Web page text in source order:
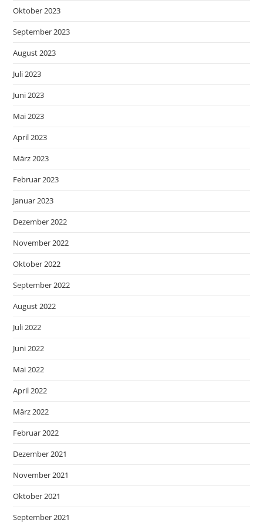
Oktober 2023
September 2023
August 2023
Juli 2023
Juni 2023
Mai 2023
April 2023
März 2023
Februar 2023
Januar 2023
Dezember 2022
November 2022
Oktober 2022
September 2022
August 2022
Juli 2022
Juni 2022
Mai 2022
April 2022
März 2022
Februar 2022
Dezember 2021
November 2021
Oktober 2021
September 2021